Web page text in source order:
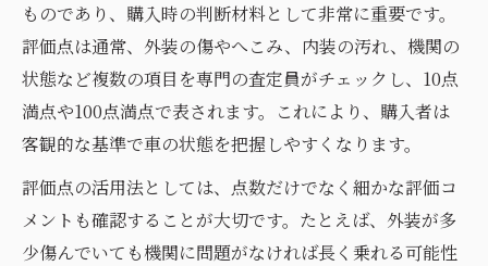
ものであり、購入時の判断材料として非常に重要です。
評価点は通常、外装の傷やへこみ、内装の汚れ、機関の
状態など複数の項目を専門の査定員がチェックし、10点
満点や100点満点で表されます。これにより、購入者は
客観的な基準で車の状態を把握しやすくなります。
評価点の活用法としては、点数だけでなく細かな評価コ
メントも確認することが大切です。たとえば、外装が多
少傷んでいても機関に問題がなければ長く乗れる可能性